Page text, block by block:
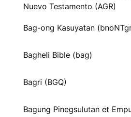
Nuevo Testamento (AGR)
Bag-ong Kasuyatan
Bagheli Bible (bag)
Bagri (BGQ)
Bagung Pinegsulutan et